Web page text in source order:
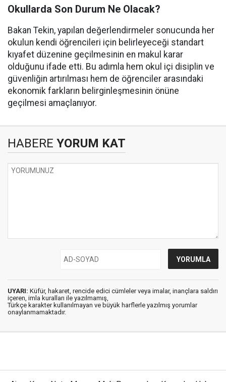
Okullarda Son Durum Ne Olacak?
Bakan Tekin, yapılan değerlendirmeler sonucunda her
okulun kendi öğrencileri için belirleyeceği standart
kıyafet düzenine geçilmesinin en makul karar
olduğunu ifade etti. Bu adımla hem okul içi disiplin ve
güvenliğin artırılması hem de öğrenciler arasındaki
ekonomik farkların belirginleşmesinin önüne
geçilmesi amaçlanıyor.
HABERE YORUM KAT
UYARI: Küfür, hakaret, rencide edici cümleler veya imalar, inançlara saldırı
içeren, imla kuralları ile yazılmamış,
Türkçe karakter kullanılmayan ve büyük harflerle yazılmış yorumlar
onaylanmamaktadır.